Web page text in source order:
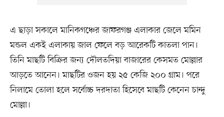
এ ছাড়া সকালে মানিকগঞ্চের জাফরগঞ্জ এলাকার জেলে মমিন
মন্ডল একই এলাকায় জাল ফেলে বড় আরেকটি কাতলা পান।
তিনি মাছটি বিক্রির জন্য দৌলতদিয়া বাজারের কেসমত মোল্লার
আড়তে আনেন। মাছটির ওজন হয় ২৫ কেজি ২০০ গ্রাম। পরে
নিলামে তোলা হলে সর্বোচ্চ দরদাতা হিসেবে মাছটি কেনেন চান্দু
মোল্লা।